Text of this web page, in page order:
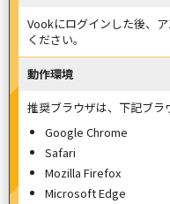
Vookにログインした後、
ください。
動作環境
推奨ブラウザは、下記ブラ
Google Chrome
Safari
Mozilla Firefox
Microsoft Edge